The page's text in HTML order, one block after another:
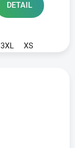
DETAIL
3XL XS